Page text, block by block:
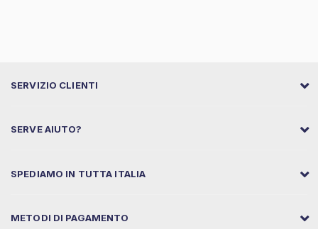
SERVIZIO CLIENTI
SERVE AIUTO?
SPEDIAMO IN TUTTA ITALIA
METODI DI PAGAMENTO